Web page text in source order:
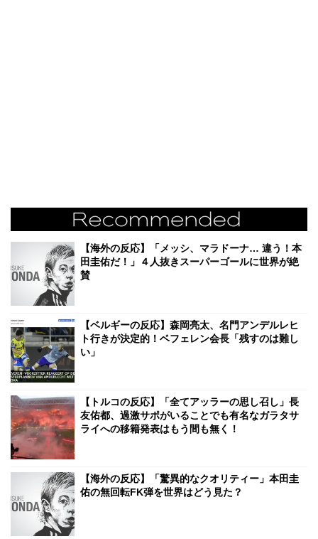
【海外の反応】「メッシ、マラドーナ… 違う！本
田圭佑だ！」４人抜きスーパーゴールに世界が絶
賛
【ベルギーの反応】森岡亮太、名門アンデルレヒ
ト行きが決定的！ベフェレン会長「残すのは難し
い」
【トルコの反応】「全てアッラーの思し召し」長
友佑都、過激サポがいることでも有名なガラタサ
ライへの移籍発表はもう間も無く！
【海外の反応】「驚異的なクオリティー」本田圭
佑の無回転FK弾を世界はどう見た？